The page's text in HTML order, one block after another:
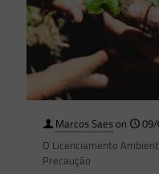
Marcos Saeson
O Licenciamento
Precaução